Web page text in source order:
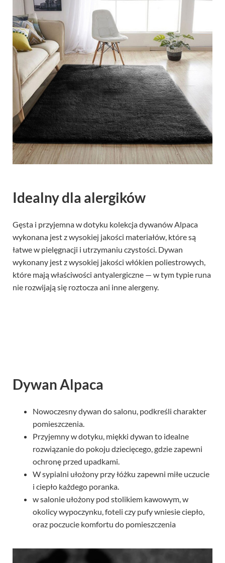
Idealny dla alergików
Gęsta i przyjemna w dotyku kolekcja dywanów Alpaca
wykonana jest z wysokiej jakości materiałów, które są
łatwe w pielęgnacji i utrzymaniu czystości. Dywan
wykonany jest z wysokiej jakości włókien poliestrowych,
które mają właściwości antyalergiczne — w tym typie runa
nie rozwijają się roztocza ani inne alergeny.
Dywan Alpaca
Nowoczesny dywan do salonu, podkreśli charakter
pomieszczenia.
Przyjemny w dotyku, miękki dywan to idealne
rozwiązanie do pokoju dziecięcego, gdzie zapewni
ochronę przed upadkami.
W sypialni ułożony przy łóżku zapewni miłe uczucie
i ciepło każdego poranka.
w salonie ułożony pod stolikiem kawowym, w
okolicy wypoczynku, foteli czy pufy wniesie ciepło,
oraz poczucie komfortu do pomieszczenia